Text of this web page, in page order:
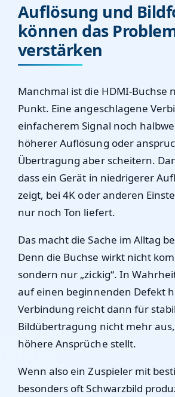
Auflösung und
können das
verstärken
Manchmal ist die HDMI-Buchse
Punkt. Eine angeschlagene
einfacherem Signal noch
höherer Auflösung oder
Übertragung aber scheitern.
dass ein Gerät in niedrigerer
zeigt, bei 4K oder anderen
nur noch Ton liefert.
Das macht die Sache im Alltag
Denn die Buchse wirkt nicht
sondern nur „zickig“. In
auf einen beginnenden Defekt
Verbindung reicht dann für
Bildübertragung nicht mehr
höhere Ansprüche stellt.
Wenn also ein Zuspieler mit
besonders oft Schwarzbild